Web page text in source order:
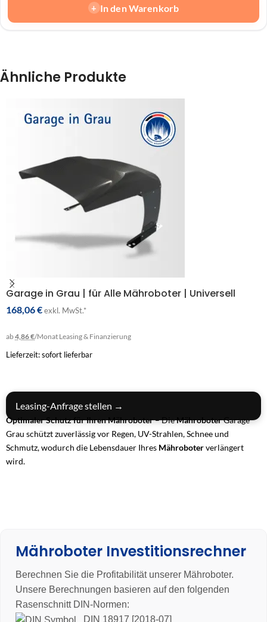
+ In den Warenkorb
Ähnliche Produkte
Garage in Grau | für Alle Mähroboter | Universell
168,06€exkl. MwSt.*
ab4,86 €/Monat Leasing & Finanzierung
Lieferzeit: sofort lieferbar
Leasing-Anfrage stellen →
Optimaler Schutz für Ihren Mähroboter– DieMähroboterGarage
Grau schützt zuverlässig vor Regen, UV-Strahlen, Schnee und
Schmutz, wodurch die Lebensdauer Ihres Mähroboterverlängert
wird.
Zugriff für Wartung und Programmierung, während der Mähroboter
während des Ladevorgangs optimal geschützt bleibt.
Einfache Montage & universelle Kompatibilität– Passend für alle
Segway Navimow Modelle und Sunseeker, schnelle Installation mit
beiliegendem Befestigungsmaterial.
Mähroboter Investitionsrechner
Berechnen Sie die Profitabilität unserer Mähroboter.
Unsere Berechnungen basieren auf den folgenden
Rasenschnitt DIN-Normen:
DIN 18917 [2018-07]